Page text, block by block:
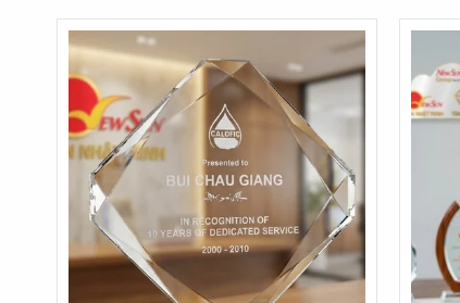
Chúng tôi sẽ chuyển qua bộ phận kỹ thuật xử lý nhanh
Sau đó sẽ trình quí khách duyệt hoặc chỉnh sửa.
Bước cuối cùng là chờ 1-3 ngày có hàng, chúng tôi sẽ
* Đặc biệt: Newsun Tân Nhật Minh - Vua Quà Việt
Khi có nhu cầu gấp hãy gọi cho chúng tôi ngay nhé: